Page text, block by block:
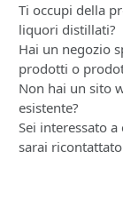
Ti occupi della
liquori distillati?
Hai un negozio
prodotti o
Non hai un sito
esistente?
Sei interessato
sarai